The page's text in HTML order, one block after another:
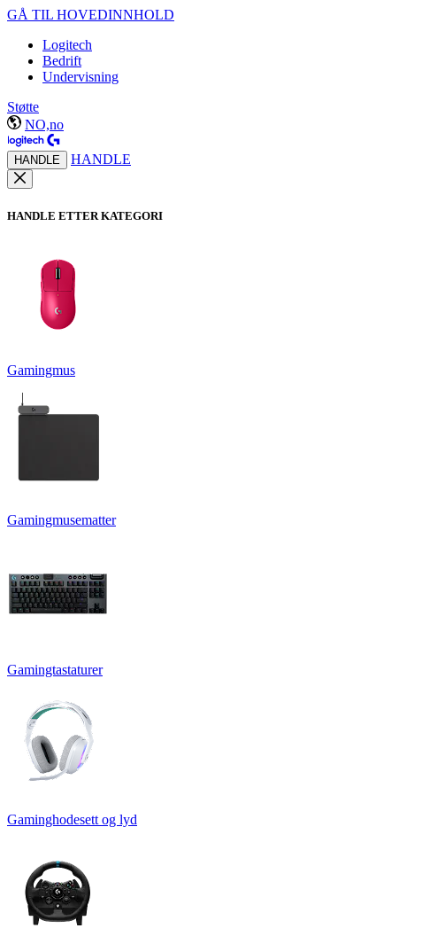
GÅ TIL HOVEDINNHOLD
Logitech
Bedrift
Undervisning
Støtte
NO,no
HANDLE HANDLE
HANDLE ETTER KATEGORI
Gamingmus
Gamingmusematter
Gamingtastaturer
Gaminghodesett og lyd